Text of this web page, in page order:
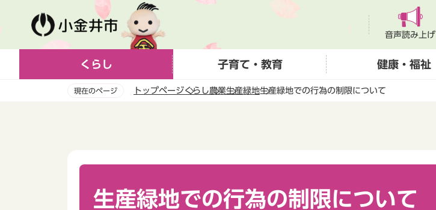
ー
音声読み上げ
くらし 子育て・教育 健康・福祉
現在のページ トップページくらし農業生産緑地生産緑地での行為の制限について
生産緑地での行為の制限について